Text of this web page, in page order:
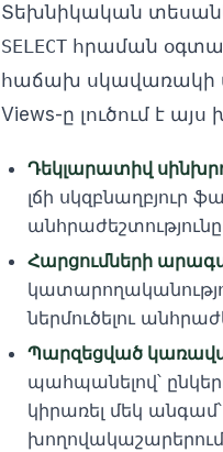
Տեխնիկական
SELECT հրաման
հաճախ սկավառակի
Views-ը լուծում է
Դեկլարատիվ
լճի սկզբնաղբյուր
Հարցումների
ներմուծելու
Պարզեցված
պահպանելով՝
կիրառել մեկ
խողովակաշարերում